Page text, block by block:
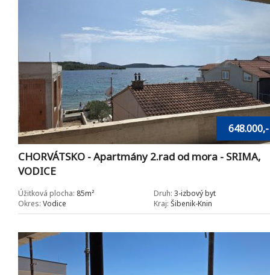
CHORVÁTSKO - Apartmány 2.rad od mora - SRIMA,
VODICE
Úžitková plocha: 85m² Druh: 3-izbový byt
Okres: Vodice Kraj: Šibenik-Knin